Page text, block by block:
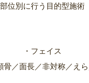
部位別に行う目的型施術
・フェイス
骨／面長／非対称／え